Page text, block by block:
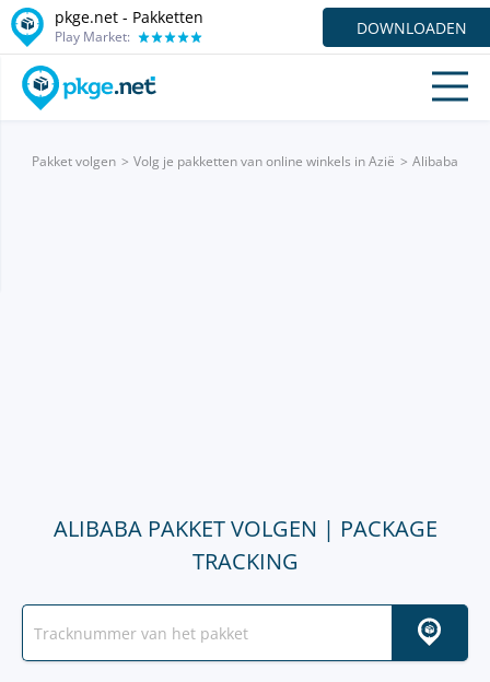
pkge.net - Pakketten
Play Market: DOWNLOADEN
Pakket volgen Volg je pakketten van online winkels in Azië Alibaba
ALIBABA PAKKET VOLGEN | PACKAGE
TRACKING